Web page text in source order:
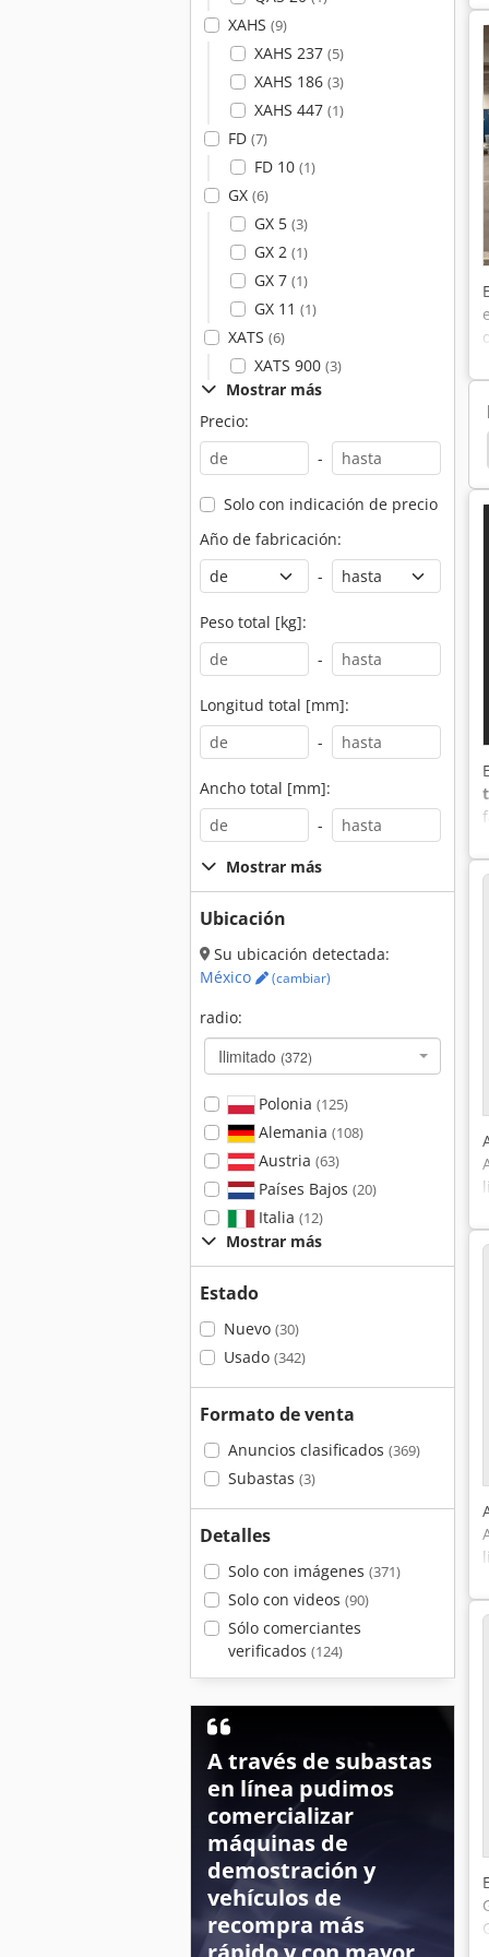
XAHS (9)
XAHS 237 (5)
XAHS 186 (3)
XAHS 447 (1)
FD (7)
FD 10 (1)
GX (6)
GX 5 (3)
GX 2 (1)
GX 7 (1)
GX 11 (1)
XATS (6)
XATS 900 (3)
Mostrar más
Precio:
-
Solo con indicación de precio
Año de fabricación:
-
Peso total [kg]:
-
Longitud total [mm]:
-
Ancho total [mm]:
-
Mostrar más
Ubicación
Su ubicación detectada:
México
(cambiar)
radio:
Ilimitado (372)
Polonia (125)
Alemania (108)
Austria (63)
Países Bajos (20)
Italia (12)
Mostrar más
Estado
Nuevo (30)
Usado (342)
Formato de venta
Anuncios clasificados (369)
Subastas (3)
Detalles
Solo con imágenes (371)
Solo con videos (90)
Sólo comerciantes
verificados (124)
A través de subastas
en línea pudimos
comercializar
máquinas de
demostración y
vehículos de
recompra más
Generadores De Energía Stamford